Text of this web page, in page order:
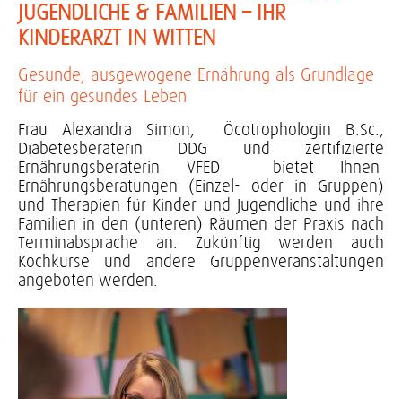
JUGENDLICHE & FAMILIEN – IHR
KINDERARZT IN WITTEN
Gesunde, ausgewogene Ernährung als Grundlage
für ein gesundes Leben
Frau Alexandra Simon, Öcotrophologin B.Sc.,
Diabetesberaterin DDG und zertifizierte
Ernährungsberaterin VFED bietet Ihnen
Ernährungsberatungen (Einzel- oder in Gruppen)
und Therapien für Kinder und Jugendliche und ihre
Familien in den (unteren) Räumen der Praxis nach
Terminabsprache an. Zukünftig werden auch
Kochkurse und andere Gruppenveranstaltungen
angeboten werden.